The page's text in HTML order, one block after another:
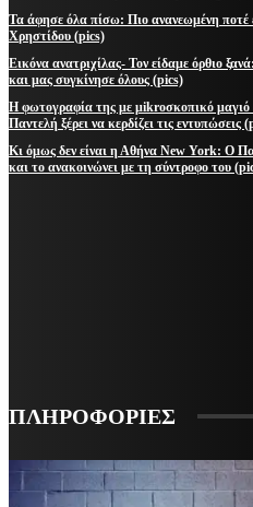
Τα άφησε όλα πίσω: Πιο ανανεωμένη ποτέ
Χρηστίδου (pics)
Εικόνα ανατριχίλας- Τον είδαμε όρθιο
και μας συγκίνησε όλους (pics)
Η φωτογραφία της με μikroσκοπικό
Παντελή ξέρει να κερδίζει τις εντυπώσεις
Κι όμως δεν είναι η Αθήνα New York: Ο
και το ανακοινώνει με τη σύντροφο του
ΠΛΗΡΟΦΟΡΙΕΣ